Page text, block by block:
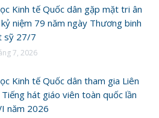
Kinh tế Quốc dân gặp mặt tri ân
niệm 79 năm ngày Thương binh
sỹ 27/7
7, 2026
Kinh tế Quốc dân tham gia Liên
hát giáo viên toàn quốc lần
năm 2026